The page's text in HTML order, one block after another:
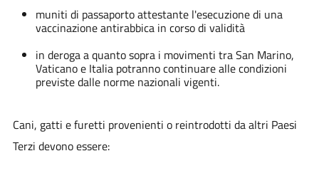
muniti di passaporto attestante l'esecuzione di una
vaccinazione antirabbica in corso di validità
in deroga a quanto sopra i movimenti tra San Marino,
Vaticano e Italia potranno continuare alle condizioni
previste dalle norme nazionali vigenti.
Cani, gatti e furetti provenienti o reintrodotti da altri Paesi
Terzi devono essere: